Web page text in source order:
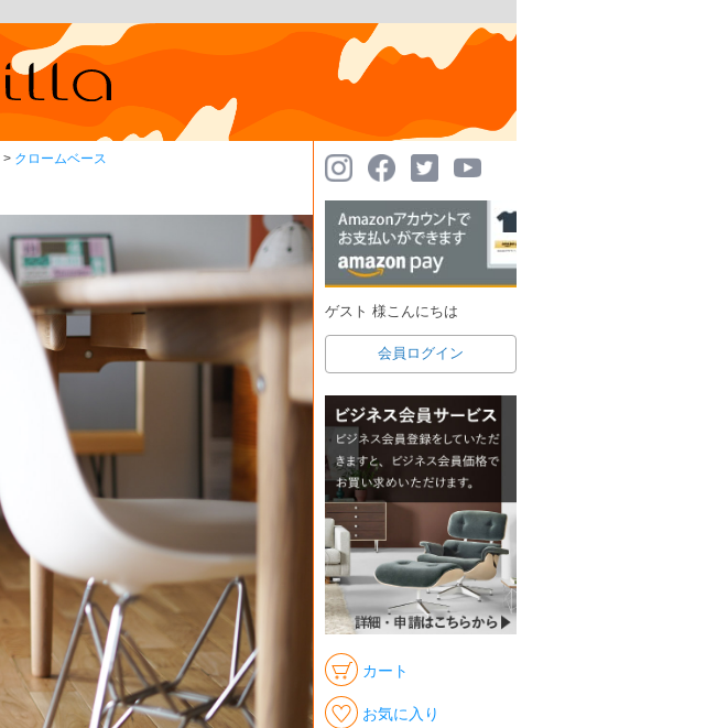
クロームベース
ゲスト 様こんにちは
会員ログイン
カート
お気に入り